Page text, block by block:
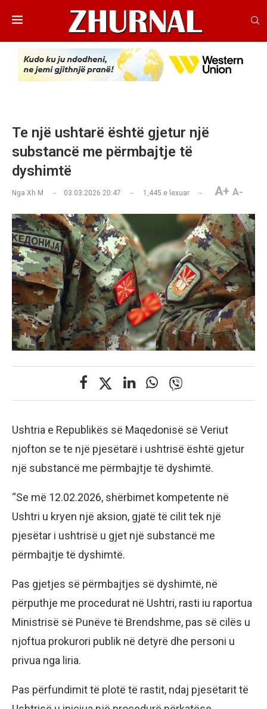
Te një ushtarë është gjetur një
substancë me përmbajtje të
dyshimtë
Nga Xh M 03.03.2026 20:47 1,445 e lexuar A+ A-
Ushtria e Republikës së Maqedonisë së Veriut
njofton se te një pjesëtarë i ushtrisë është gjetur
një substancë me përmbajtje të dyshimtë.
“Se më 12.02.2026, shërbimet kompetente në
Ushtri u kryen një aksion, gjatë të cilit tek një
pjesëtar i ushtrisë u gjet një substancë me
përmbajtje të dyshimtë.
Pas gjetjes së përmbajtjes së dyshimtë, në
përputhje me procedurat në Ushtri, rasti iu raportua
Ministrisë së Punëve të Brendshme, pas së cilës u
njoftua prokurori publik në detyrë dhe personi u
privua nga liria.
Pas përfundimit të plotë të rastit, ndaj pjesëtarit të